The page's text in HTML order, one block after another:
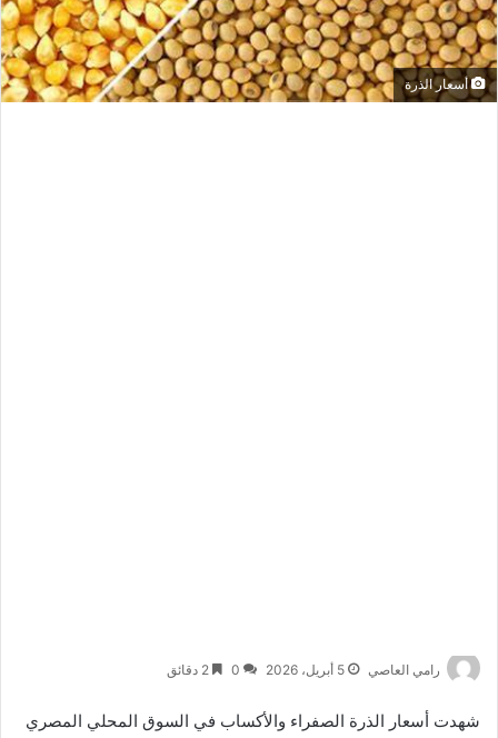
أسعار الذرة
رامي العاصي 5 أبريل، 2026 0
شهدت أسعار الذرة الصفراء والأكساب في السوق المحلي المصري